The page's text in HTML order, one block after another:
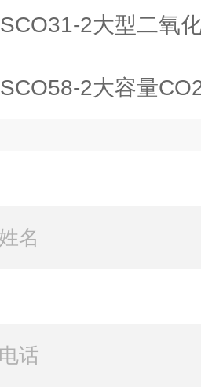
SCO31-2大型二氧
SCO58-2大容量